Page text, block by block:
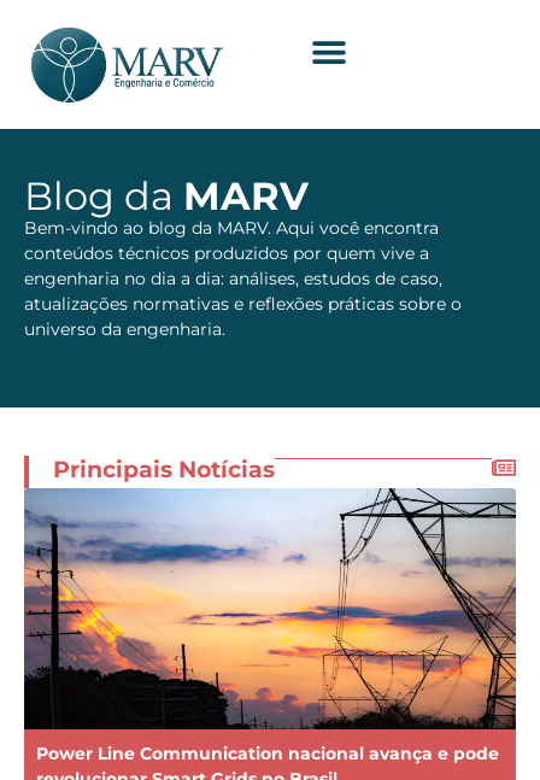
Blog da MARV
Bem-vindo ao blog da MARV. Aqui você encontra
conteúdos técnicos produzidos por quem vive a
engenharia no dia a dia: análises, estudos de caso,
atualizações normativas e reflexões práticas sobre o
universo da engenharia.
Principais Notícias
Power Line Communication nacional avança e pode